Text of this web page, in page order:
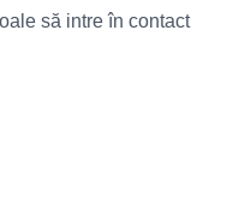
să intre în contact